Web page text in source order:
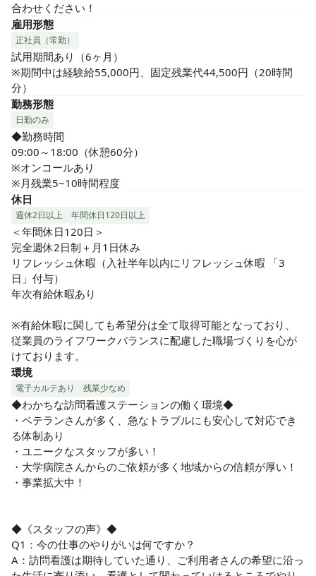
合わせください！
雇用形態
正社員（常勤）
試用期間あり（6ヶ月）
※期間中は経験給55,000円、固定残業代44,500円（20時間
分）
勤務形態
日勤のみ
◆勤務時間
09:00～18:00（休憩60分）
※オンコールあり
※月残業5~10時間程度
休日
週休2日以上 年間休日120日以上
＜年間休日120日＞
完全週休2日制＋月1日休み
リフレッシュ休暇（入社半年以内にリフレッシュ休暇 「3
日」付与）
年次有給休暇あり
※有給休暇に関しても希望分は全て取得可能となっており、
従業員のライフワークバランスに配慮した職場づくりを心が
けております。
環境
電子カルテあり 残業少なめ
◆わかちな訪問看護ステーションの働く環境◆
・ベテランさんが多く、急なトラブルにも安心して対応でき
る体制あり
・ユニークなスタッフが多い！
・大学病院さんからのご依頼が多く地域からの信頼が厚い！
・事業拡大中！
◆《スタッフの声》◆
Q1：今の仕事のやりがいは何ですか？
A：訪問看護は期待していた通り、ご利用者さんの希望に沿っ